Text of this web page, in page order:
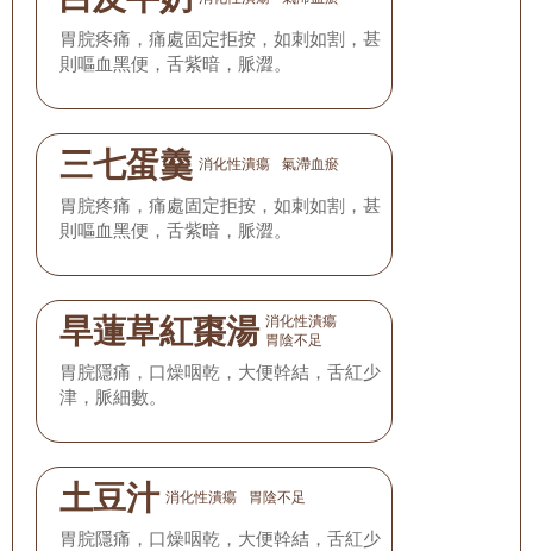
胃脘疼痛，痛處固定拒按，如刺如割，甚
則嘔血黑便，舌紫暗，脈澀。
三七蛋羹 消化性潰瘍 氣滯血瘀
胃脘疼痛，痛處固定拒按，如刺如割，甚
則嘔血黑便，舌紫暗，脈澀。
旱蓮草紅棗湯 消化性潰瘍
胃陰不足
胃脘隱痛，口燥咽乾，大便幹結，舌紅少
津，脈細數。
土豆汁 消化性潰瘍 胃陰不足
胃脘隱痛，口燥咽乾，大便幹結，舌紅少